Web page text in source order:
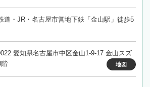
道・JR・名古屋市営地下鉄「金山駅」徒歩5
愛知県名古屋市中区金山1-9-17 金山スズ
地図